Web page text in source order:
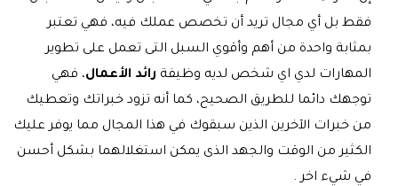
فقط بل أي مجال تريد أن تخصص عملك فيه، فهي تعتبر
بمثابة واحدة من أهم وأقوي السبل التى تعمل على تطوير
المهارات لدي اي شخص لديه وظيفة رائد الأعمال، فهي
توجهك دائما للطريق الصحيح، كما أنه تزود خبراتك وتعطيك
من خبرات الآخرين الذين سبقوك في هذا المجال مما يوفر عليك
الكثير من الوقت والجهد الذى يمكن استغلالهما بشكل أحسن
في شيء اخر .